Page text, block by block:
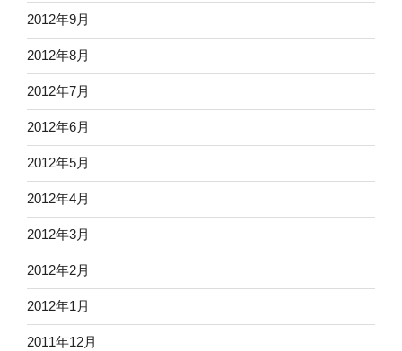
2012年9月
2012年8月
2012年7月
2012年6月
2012年5月
2012年4月
2012年3月
2012年2月
2012年1月
2011年12月